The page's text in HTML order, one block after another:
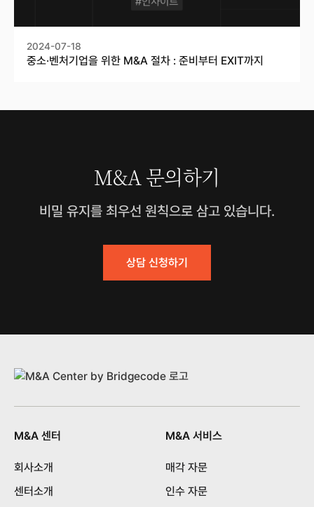
2024-07-18
중소·벤처기업을 위한 M&A 절차 : 준비부터 EXIT까지
M&A 문의하기
비밀 유지를 최우선 원칙으로 삼고 있습니다.
상담 신청하기
M&A 센터
회사소개
센터소개
M&A 서비스
매각 자문
인수 자문